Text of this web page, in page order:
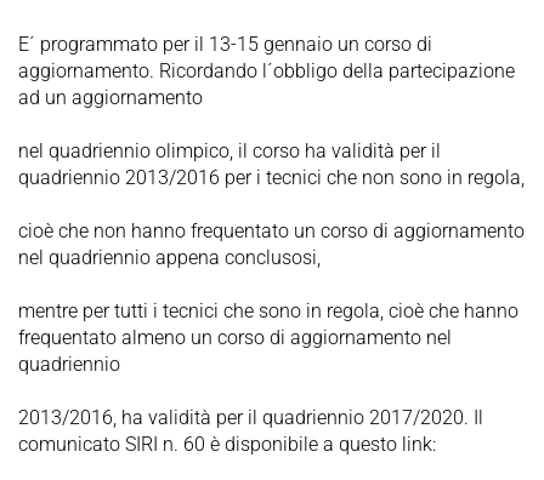
E´ programmato per il 13-15 gennaio un corso di
aggiornamento. Ricordando l´obbligo della partecipazione
ad un aggiornamento
nel quadriennio olimpico, il corso ha validità per il
quadriennio 2013/2016 per i tecnici che non sono in regola,
cioè che non hanno frequentato un corso di aggiornamento
nel quadriennio appena conclusosi,
mentre per tutti i tecnici che sono in regola, cioè che hanno
frequentato almeno un corso di aggiornamento nel
quadriennio
2013/2016, ha validità per il quadriennio 2017/2020. Il
comunicato SIRI n. 60 è disponibile a questo link: